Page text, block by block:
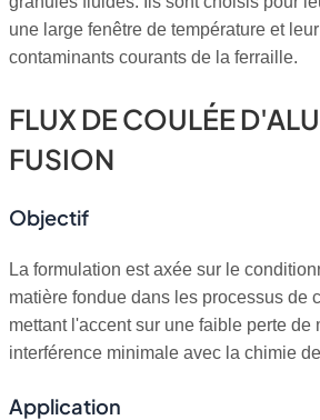
une large fenêtre de température et
contaminants courants de la ferraille.
FLUX DE COULÉE
FUSION
Objectif
La formulation est axée sur le
matière fondue dans les processus de
mettant l'accent sur une faible perte de
interférence minimale avec la chimie
Application